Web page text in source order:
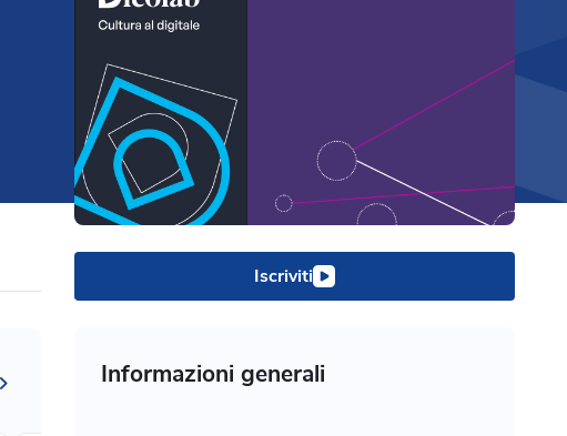
Iscriviti
Informazioni generali